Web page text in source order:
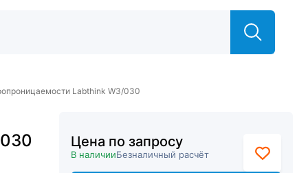
Labthink W3/030
Цена по запросу
В наличииБезналичный расчёт